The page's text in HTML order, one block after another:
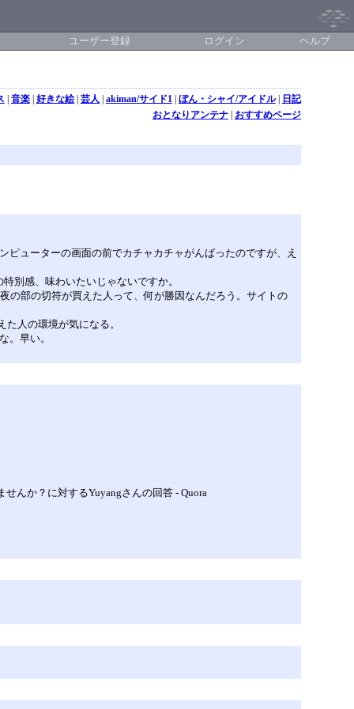
ユーザー登録 ログイン ヘルプ
音楽| 好きな絵| 芸人 akiman/サイド1| ぼん・シャイ/アイドル|
日記
おとなりアンテナ| おすすめページ
ューターの画面の前でカチャカチャがんばったのですが、え
別感、味わいたいじゃないですか。
の部の切符が買えた人って、何が勝因なんだろう。サイトの
人の環境が気になる。
。早い。
んか？に対するYuyangさんの回答 - Quora